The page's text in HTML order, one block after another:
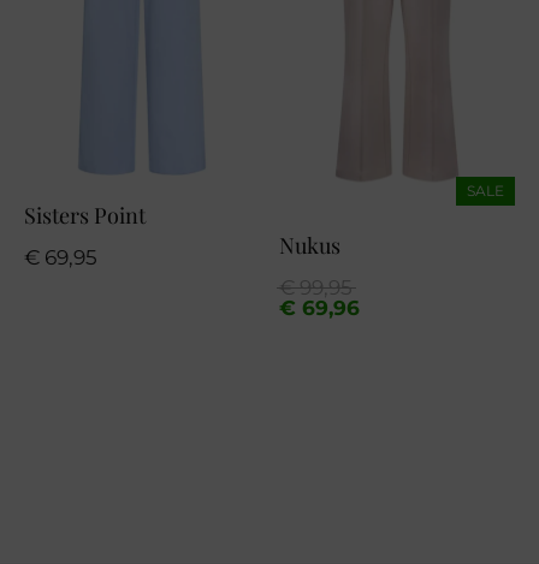
Sisters Point
€ 69,95
SALE
Nukus
€99,95
Oorspronkelijke
prijs
€ 69,96
Huidige
prijs